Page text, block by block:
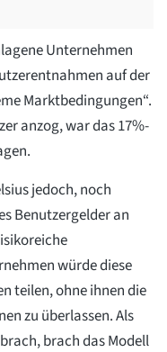
Unternehmen
auf der
Marktbedingungen“.
anzog, war das 17%-
jedoch, noch
Benutzergelder an
würde diese
teilen, ohne ihnen die
zu überlassen. Als
brach das Modell